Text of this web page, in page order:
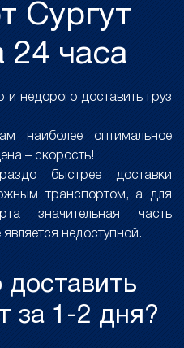
Сургут
24 часа
недорого доставить груз
наиболее оптимальное
– скорость!
быстрее доставки
транспортом, а для
значительная часть
является недоступной.
за 1-2 дня?